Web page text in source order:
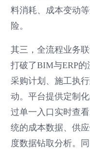
料消耗、成本变动
险。
其三，全流程业务
打破了BIM与ERP的
采购计划、施工执
动。平台提供定制
过单一入口实时查
统的成本数据、供
度数据钻取分析。